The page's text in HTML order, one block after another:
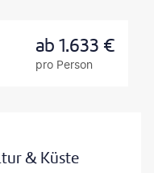
ab1.633 €
pro Person
& Küste